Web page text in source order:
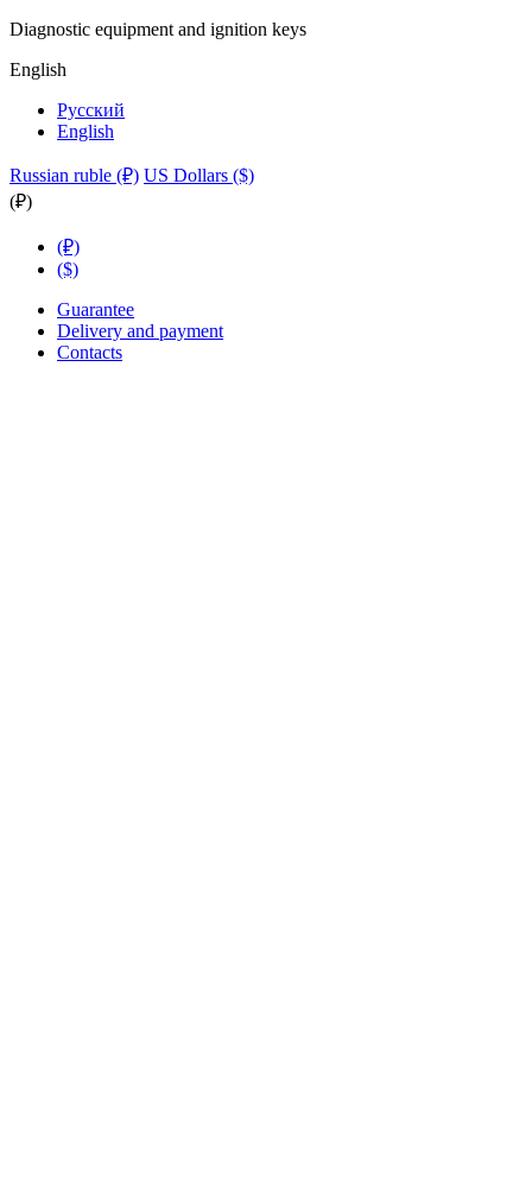
Diagnostic equipment and ignition keys
English
Русский
English
Russian ruble (₽) US Dollars ($)
(₽)
(₽)
($)
Guarantee
Delivery and payment
Contacts